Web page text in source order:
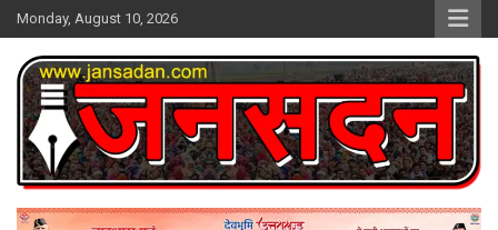
Skip
to
content
Monday, August 10, 2026
Jan Sadan